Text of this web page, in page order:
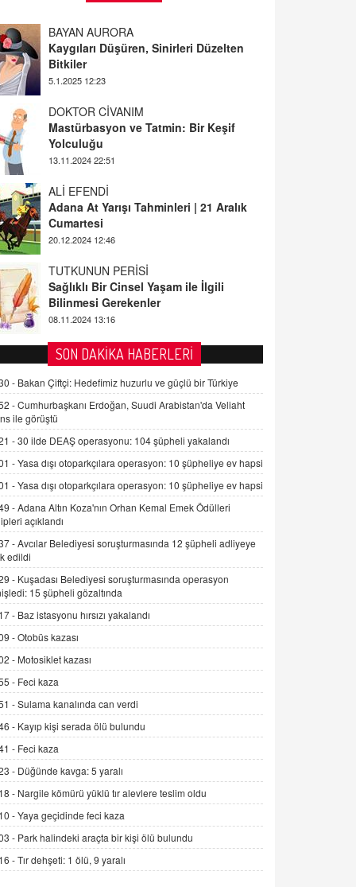
BAYAN AURORA
Kaygıları Düşüren, Sinirleri Düzelten
Bitkiler
5.1.2025 12:23
DOKTOR CİVANIM
Mastürbasyon ve Tatmin: Bir Keşif
Yolculuğu
13.11.2024 22:51
ALİ EFENDİ
Adana At Yarışı Tahminleri | 21 Aralık
Cumartesi
20.12.2024 12:46
TUTKUNUN PERİSİ
Sağlıklı Bir Cinsel Yaşam ile İlgili
Bilinmesi Gerekenler
08.11.2024 13:16
FARUK ÖNALAN
Tezkere Onaylanmasaydı…
2 Kasım 2021 Salı 00:11
AV. DOĞAN CAN DOĞAN
Kişisel verilerin korunması ve dijital
hukukun gelişimi
15.09.2025 16:17
SEHER EREK
Kış Ayları Geldi, Hangi Önlemler
Alınmalı?
İNCİ GÜL AKÖL
Trump Keşke Adana'yı da Ziyaret Etse...
06.07.2026 13:00
ADEM AKÖL
Esed Destekçilerinin Yüzüne Vurulan
Şamar: Sednaya
11.12.2024 12:30
DR. EKREM ASLAN
Gerçek Ne, Algı Ne? "Beraber
Yürüyoruz" Cümlesinin Peşinden
19.07.2025 12:45
GÖNÜL MENEKŞE
Şifacının Yolu
04.11.2025 12:56
SON DAKİKA HABERLERİ
- Bakan Çiftçi: Hedefimiz huzurlu ve güçlü bir Türkiye
-Cumhurbaşkanı Erdoğan, Suudi Arabistan'da Veliaht
ile görüştü
-30 ilde DEAŞ operasyonu: 104 şüpheli yakalandı
-Yasa dışı otoparkçılara operasyon: 10 şüpheliye ev hapsi
-Yasa dışı otoparkçılara operasyon: 10 şüpheliye ev hapsi
-Adana Altın Koza'nın Orhan Kemal Emek Ödülleri
açıklandı
-Avcılar Belediyesi soruşturmasında 12 şüpheli adliyeye
edildi
- Kuşadası Belediyesi soruşturmasında operasyon
15 şüpheli gözaltında
- Baz istasyonu hırsızı yakalandı
-Otobüs kazası
- Motosiklet kazası
- Feci kaza
-Sulama kanalında can verdi
- Kayıp kişi serada ölü bulundu
- Feci kaza
- Düğünde kavga: 5 yaralı
- Nargile kömürü yüklü tır alevlere teslim oldu
-Yaya geçidinde feci kaza
- Park halindeki araçta bir kişi ölü bulundu
-Tır dehşeti: 1 ölü, 9 yaralı